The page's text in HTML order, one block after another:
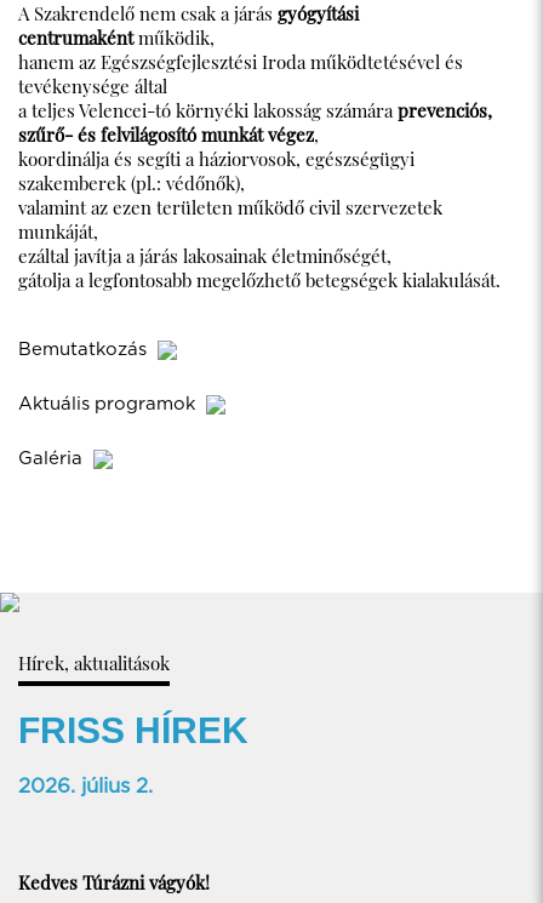
A Szakrendelő nem csak a járás gyógyítási
centrumakéntműködik,
hanem az Egészségfejlesztési Iroda működtetésével és
tevékenysége által
a teljes Velencei-tó környéki lakosság számáraprevenciós,
szűrő- és felvilágosító munkát végez,
koordinálja és segíti a háziorvosok, egészségügyi
szakemberek (pl.: védőnők),
valamint az ezen területen működő civil szervezetek
munkáját,
ezáltal javítja a járás lakosainak életminőségét,
gátolja a legfontosabb megelőzhető betegségek kialakulását.
Bemutatkozás
Aktuális programok
Galéria
Hírek, aktualitások
FRISS HÍREK
2026. július 2.
Kedves Túrázni vágyók!